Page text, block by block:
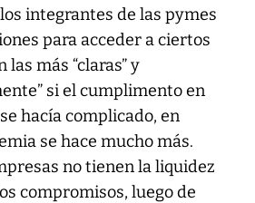
integrantes de las pymes
para acceder a ciertos
más “claras” y
si el cumplimento en
hacía complicado, en
se hace mucho más.
no tienen la liquidez
compromisos, luego de